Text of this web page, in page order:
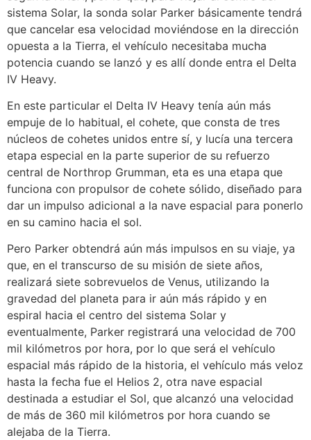
sistema Solar, la sonda solar Parker básicamente tendrá
que cancelar esa velocidad moviéndose en la dirección
opuesta a la Tierra, el vehículo necesitaba mucha
potencia cuando se lanzó y es allí donde entra el Delta
IV Heavy.
En este particular el Delta IV Heavy tenía aún más
empuje de lo habitual, el cohete, que consta de tres
núcleos de cohetes unidos entre sí, y lucía una tercera
etapa especial en la parte superior de su refuerzo
central de Northrop Grumman, eta es una etapa que
funciona con propulsor de cohete sólido, diseñado para
dar un impulso adicional a la nave espacial para ponerlo
en su camino hacia el sol.
Pero Parker obtendrá aún más impulsos en su viaje, ya
que, en el transcurso de su misión de siete años,
realizará siete sobrevuelos de Venus, utilizando la
gravedad del planeta para ir aún más rápido y en
espiral hacia el centro del sistema Solar y
eventualmente, Parker registrará una velocidad de 700
mil kilómetros por hora, por lo que será el vehículo
espacial más rápido de la historia, el vehículo más veloz
hasta la fecha fue el Helios 2, otra nave espacial
destinada a estudiar el Sol, que alcanzó una velocidad
de más de 360 mil kilómetros por hora cuando se
alejaba de la Tierra.